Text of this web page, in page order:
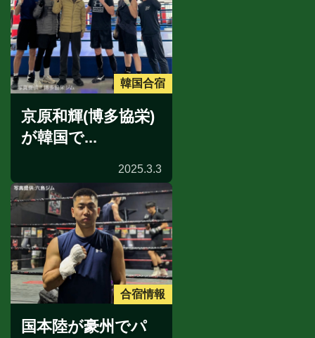
韓国合宿
京原和輝(博多協栄)
が韓国で...
2025.3.3
合宿情報
国本陸が豪州でパ